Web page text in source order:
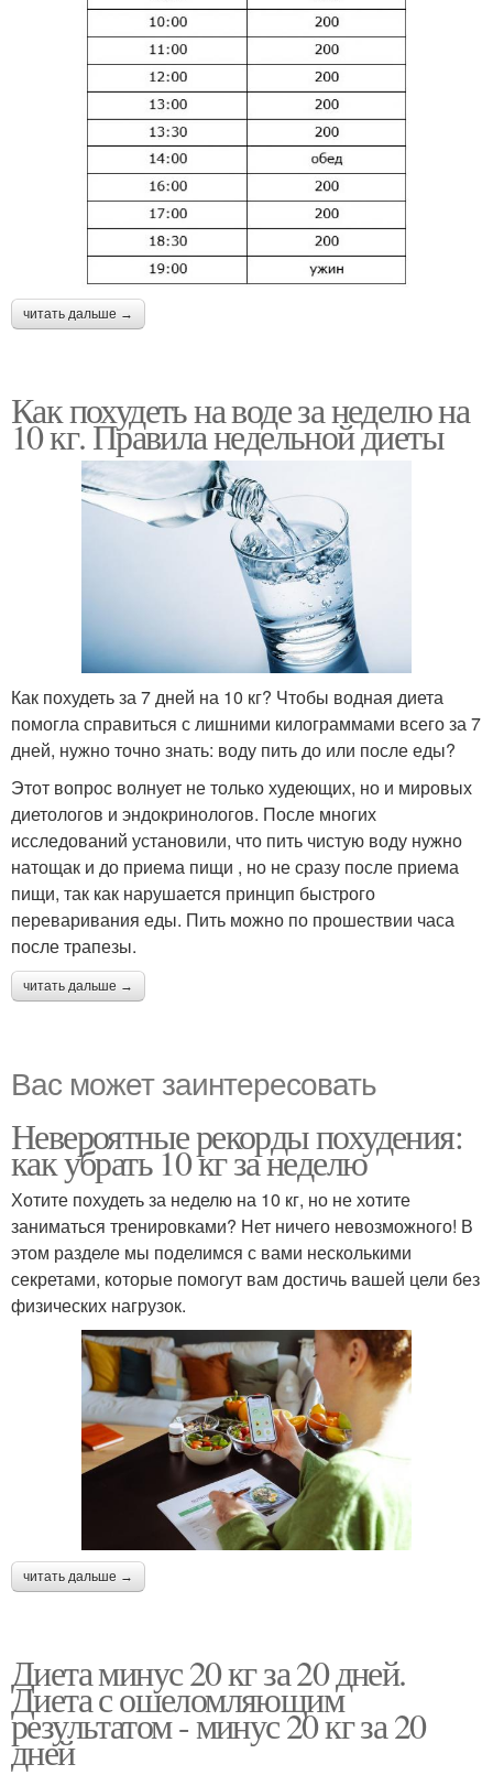
читать дальше →
Как похудеть на воде за неделю на
10 кг. Правила недельной диеты
Как похудеть за 7 дней на 10 кг? Чтобы водная диета
помогла справиться с лишними килограммами всего за 7
дней, нужно точно знать: воду пить до или после еды?
Этот вопрос волнует не только худеющих, но и мировых
диетологов и эндокринологов. После многих
исследований установили, что пить чистую воду нужно
натощак и до приема пищи , но не сразу после приема
пищи, так как нарушается принцип быстрого
переваривания еды. Пить можно по прошествии часа
после трапезы.
читать дальше →
Вас может заинтересовать
Невероятные рекорды похудения:
как убрать 10 кг за неделю
Хотите похудеть за неделю на 10 кг, но не хотите
заниматься тренировками? Нет ничего невозможного! В
этом разделе мы поделимся с вами несколькими
секретами, которые помогут вам достичь вашей цели без
физических нагрузок.
читать дальше →
Диета минус 20 кг за 20 дней.
Диета с ошеломляющим
результатом - минус 20 кг за 20
дней